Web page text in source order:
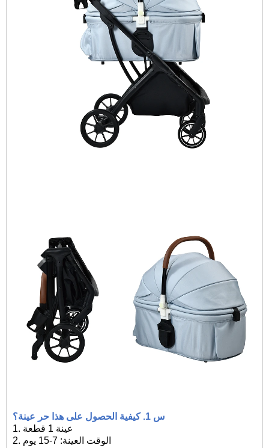
س 1. كيفية الحصول على هذا حر عينة؟
1.
عينة 1 قطعة
2.
الوقت العينة: 7-15 يوم